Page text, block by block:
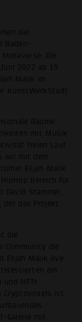
der
Baden-
Die
2022 ab 19
Malik im
KunstWerkStadt
Räume
mit Musik
freien Lauf
wir mit dem
Elijah Malik
Bereich für
David Stammer,
der das Projekt
die
Community die
Elijah Malik live
ein
NFTs
ist
Galerie mit